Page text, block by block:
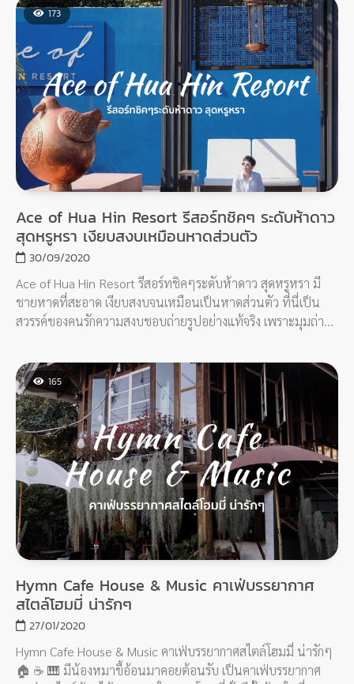
มุมถ่ายรูปแนวเกาๆ อีกหลากหลายมุม แต่โซนด้านนอกแนะนำว่า
ถ่ายรูปพอ นั่งมิไหวร้อนมากกกก (อยากนั่งข้างนอกต้องมาตอน
เย็นเท่านั้น!)
173
Ace of Hua Hin Resort รีสอร์ทชิคๆ ระดับห้าดาว
สุดหรูหรา เงียบสงบเหมือนหาดส่วนตัว
30/09/2020
Ace of Hua Hin Resort รีสอร์ทชิคๆระดับห้าดาว สุดหรูหรา มี
ชายหาดที่สะอาด เงียบสงบจนเหมือนเป็นหาดส่วนตัว ที่นี่เป็น
สวรรค์ของคนรักความสงบชอบถ่ายรูปอย่างแท้จริง เพราะมุมถ่าย
165
Hymn Cafe House & Music คาเฟ่บรรยากาศ
สไตล์โฮมมี่ น่ารักๆ
27/01/2020
Hymn Cafe House & Music คาเฟ่บรรยากาศสไตล์โฮมมี่ น่ารักๆ
🏠 ☕️ 🎹 มีน้องหมาขี้อ้อนมาคอยต้อนรับ เป็นคาเฟ่บรรยากาศ